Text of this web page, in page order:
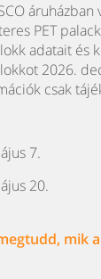
PET
adatait és
2026.
csak
7.
20.
mik